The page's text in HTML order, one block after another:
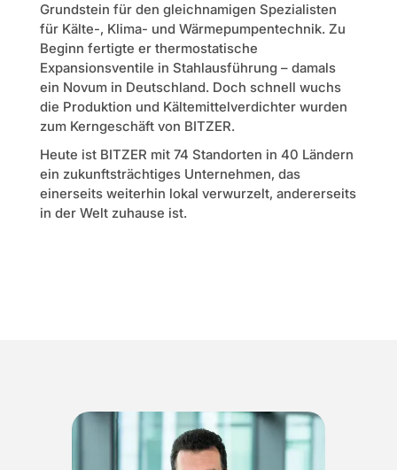
Grundstein für den gleichnamigen Spezialisten
für Kälte-, Klima- und Wärmepumpentechnik. Zu
Beginn fertigte er thermostatische
Expansionsventile in Stahlausführung – damals
ein Novum in Deutschland. Doch schnell wuchs
die Produktion und Kältemittelverdichter wurden
zum Kerngeschäft von BITZER.
Heute ist BITZER mit 74 Standorten in 40 Ländern
ein zukunftsträchtiges Unternehmen, das
einerseits weiterhin lokal verwurzelt, andererseits
in der Welt zuhause ist.